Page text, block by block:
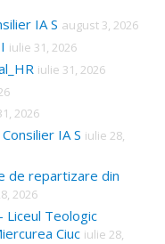
IA S august 3, 2026
iulie 31, 2026
iulie 31, 2026
2026
IA S iulie 28,
de repartizare din
2026
Liceul Teologic
Ciuc iulie 28,